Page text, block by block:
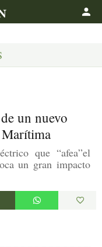
un nuevo
que “afea”el
un gran impacto